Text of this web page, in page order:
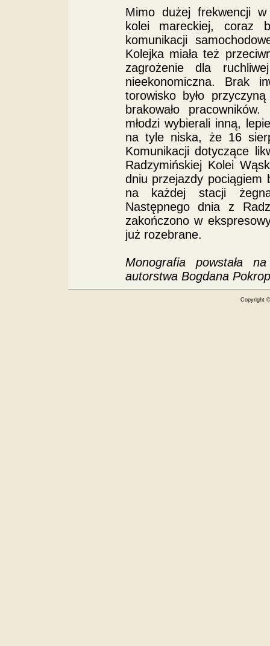
Mimo dużej frekwencji
kolei mareckiej, coraz
komunikacji
Kolejka miała też
zagrożenie dla
nieekonomiczna. Brak
torowisko było
brakowało
młodzi wybierali inną,
na tyle niska, że 16
Komunikacji dotyczące
Radzymińskiej Kolei
dniu przejazdy pociągiem
na każdej stacji
Następnego dnia z
zakończono w
już rozebrane.
Monografia powstała
autorstwa Bogdana
Copyright